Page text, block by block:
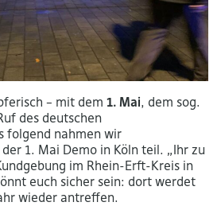
– mit dem 1. Mai, dem sog.
des deutschen
folgend nahmen wir
1. Mai Demo in Köln teil. „Ihr zu
im Rhein-Erft-Kreis in
euch sicher sein: dort werdet
wieder antreffen.